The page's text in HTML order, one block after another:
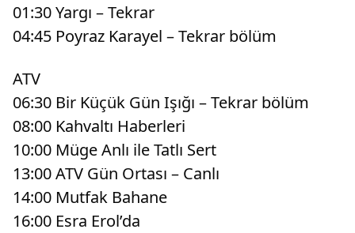
01:30 Yargı – Tekrar
04:45 Poyraz Karayel – Tekrar bölüm
ATV
06:30 Bir Küçük Gün Işığı – Tekrar bölüm
08:00 Kahvaltı Haberleri
10:00 Müge Anlı ile Tatlı Sert
13:00 ATV Gün Ortası – Canlı
14:00 Mutfak Bahane
16:00 Esra Erol’da